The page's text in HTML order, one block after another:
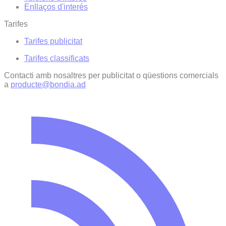
Enllaços d'interés
Tarifes
Tarifes publicitat
Tarifes classificats
Contacti amb nosaltres per publicitat o qüestions comercials
a producte@bondia.ad